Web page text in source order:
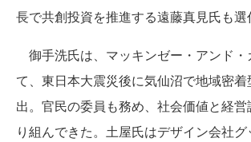
長で共創投資を推進する遠藤真見氏も選
御手洗氏は、マッキンゼー・アンド・
て、東日本大震災後に気仙沼で地域密
出。官民の委員も務め、社会価値と経
り組んできた。土屋氏はデザイン会社